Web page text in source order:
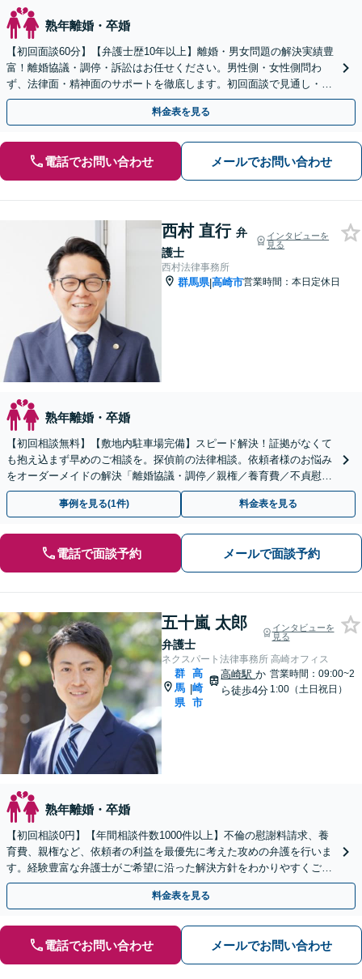
熟年離婚・卒婚
【初回面談60分】【弁護士歴10年以上】離婚・男女問題の解決実績豊
富！離婚協議・調停・訴訟はお任せください。男性側・女性側問わ
ず、法律面・精神面のサポートを徹底します。初回面談で見通し・費
用を明確化【高崎駅徒歩15分】
料金表を見る
電話でお問い合わせ メールでお問い合わせ
西村 直行 弁
護士
インタビューを
見る
西村法律事務所
群馬県|高崎市営業時間：本日定休日
熟年離婚・卒婚
【初回相談無料】【敷地内駐車場完備】スピード解決！証拠がなくて
も抱え込まず早めのご相談を。探偵前の法律相談。依頼者様のお悩み
をオーダーメイドの解決「離婚協議・調停／親権／養育費／不貞慰謝
料請求／認知など」【夜間相談可】【子連れ相談可】
事例を見る(1件) 料金表を見る
電話で面談予約 メールで面談予約
五十嵐 太郎
弁護士
インタビューを
見る
ネクスパート法律事務所 高崎オフィス
群
馬
県
|
高
崎
市
高崎駅か
ら徒歩4分
営業時間：09:00~2
1:00（土日祝日）
熟年離婚・卒婚
【初回相談0円】【年間相談件数1000件以上】不倫の慰謝料請求、養
育費、親権など、依頼者の利益を最優先に考えた攻めの弁護を行いま
す。経験豊富な弁護士がご希望に沿った解決方針をわかりやすくご提
案します。お気軽にお問合せ下さい。
料金表を見る
電話でお問い合わせ メールでお問い合わせ